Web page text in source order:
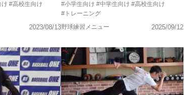
け #高校生向け
2023/08/13
#小学生向け #中学生向け #高校生向け
#トレーニング
野球練習メニュー
2025/09/12